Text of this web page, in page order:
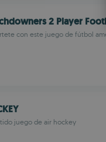
2 Player
con este juego de fútbol
juego de air hockey